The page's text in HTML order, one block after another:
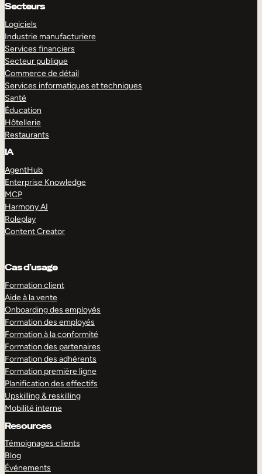
Secteurs
Logiciels
Industrie manufacturiere
Services financiers
Secteur publique
Commerce de détail
Services informatiques et techniques
Santé
Éducation
Hôtellerie
Restaurants
IA
AgentHub
Enterprise Knowledge
MCP
Harmony AI
Roleplay
Content Creator
Cas d’usage
Formation client
Aide à la vente
Onboarding des employés
Formation des employés
Formation à la conformité
Formation des partenaires
Formation des adhérents
Formation première ligne
Planification des effectifs
Upskilling & reskilling
Mobilité interne
Resources
Témoignages clients
Blog
Événements